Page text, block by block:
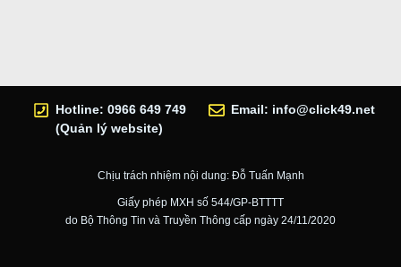
Hotline: 0966 649 749
(Quản lý website)
Email: info@click49.net
Chịu trách nhiệm nội dung: Đỗ Tuấn Mạnh
Giấy phép MXH số 544/GP-BTTTT
do Bộ Thông Tin và Truyền Thông cấp ngày 24/11/2020